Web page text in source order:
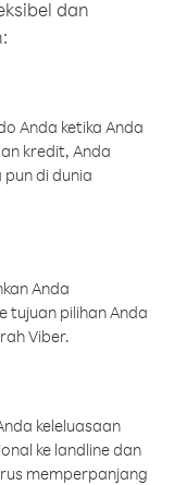
dan
Anda ketika Anda
kredit, Anda
di dunia
Anda
tujuan pilihan Anda
Viber.
keleluasaan
ke landline dan
memperpanjang